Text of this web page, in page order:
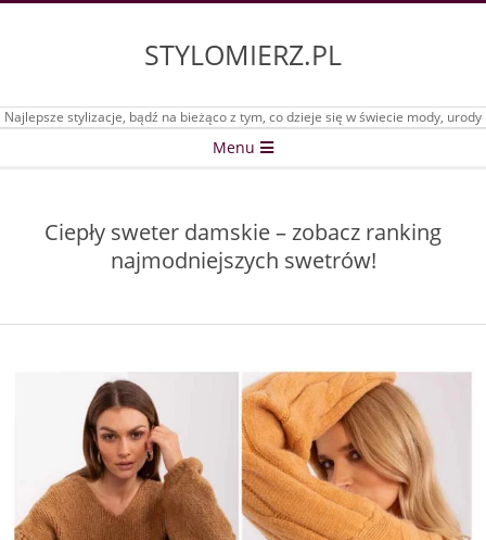
STYLOMIERZ.PL
Najlepsze stylizacje, bądź na bieżąco z tym, co dzieje się w świecie mody, urody
Menu
Ciepły sweter damskie – zobacz ranking
najmodniejszych swetrów!